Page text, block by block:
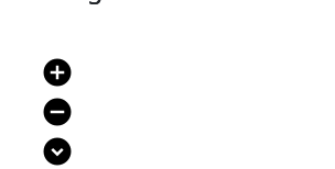
add_circle
remove_circle
expand_circle_down